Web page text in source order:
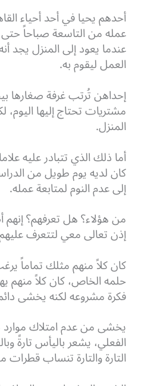
أحدهم يحيا في أحد أحياء
عمله من التاسعة صباحاً
عندما يعود إلى المنزل يجد
العمل ليقوم به.
إحداهن تُرتب غرفة صغارها
مشتريات تحتاج إليها اليوم،
المنزل.
أما ذلك الذي تتبادر عليه
كان لديه يوم طويل من
إلى عدم النوم لمتابعة عمله.
من هؤلاء؟ هل تعرفهم؟
إذن تعالى معي لتتعرف
كان كلاً منهم مثلك تماماً
حلمه الخاص، كان كلاً منهم
فكرة مشروعه لكنه يخشى
يخشى من عدم امتلاك موارد
الفعلي، يشعر باليأس تارةً
التارة والتارة تنساب قطرات